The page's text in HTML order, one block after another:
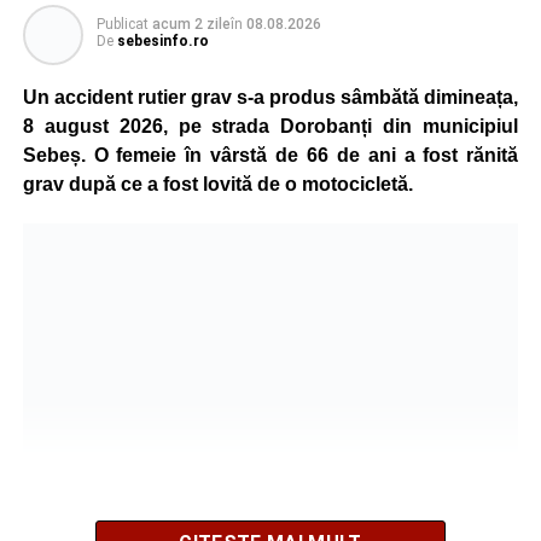
Adaugă-ne ca sursă preferată
Urmărește-ne pe Google News
Ultimele știri din Sebeș
Publicat acum 2 zileîn 08.08.2026
De sebesinfo.ro
Un accident rutier grav s-a produs sâmbătă dimineața,
8 august 2026, pe strada Dorobanți din municipiul
Sebeș. O femeie în vârstă de 66 de ani a fost rănită
grav după ce a fost lovită de o motocicletă.